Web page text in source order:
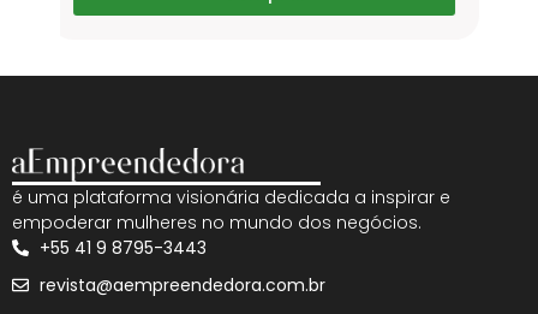
é uma plataforma visionária dedicada a inspirar e
empoderar mulheres no mundo dos negócios.
+55 41 9 8795-3443
revista@aempreendedora.com.br